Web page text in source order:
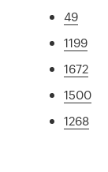
49
1199
1672
1500
1268